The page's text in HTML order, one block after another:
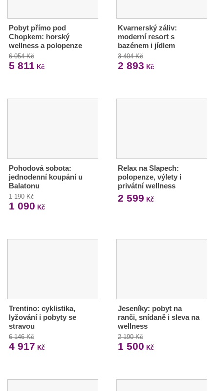
Pobyt přímo pod
Chopkem: horský
wellness a polopenze
6 054 Kč
5 811 Kč
Kvarnerský záliv:
moderní resort s
bazénem i jídlem
3 404 Kč
2 893 Kč
Pohodová sobota:
jednodenní koupání u
Balatonu
1 190 Kč
1 090 Kč
Relax na Slapech:
polopenze, výlety i
privátní wellness
2 599 Kč
Trentino: cyklistika,
lyžování i pobyty se
stravou
6 146 Kč
4 917 Kč
Jeseníky: pobyt na
ranči, snídaně i sleva na
wellness
2 190 Kč
1 500 Kč